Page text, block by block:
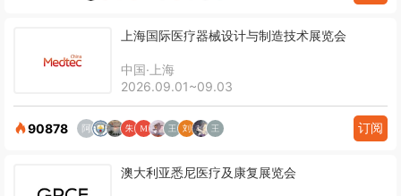
上海国际医疗器械设计与制造技术展览会
中国·上海
2026.09.01~09.03
90878 订阅
澳大利亚悉尼医疗及康复展览会